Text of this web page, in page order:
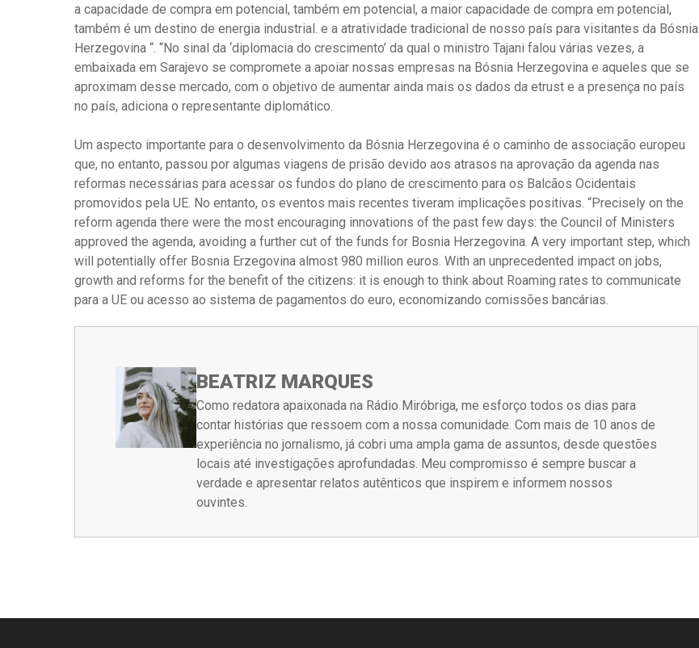
a capacidade de compra em potencial, também em potencial, a maior capacidade de compra em potencial,
também é um destino de energia industrial. e a atratividade tradicional de nosso país para visitantes da Bósnia
Herzegovina “. “No sinal da ‘diplomacia do crescimento’ da qual o ministro Tajani falou várias vezes, a
embaixada em Sarajevo se compromete a apoiar nossas empresas na Bósnia Herzegovina e aqueles que se
aproximam desse mercado, com o objetivo de aumentar ainda mais os dados da etrust e a presença no país
no país, adiciona o representante diplomático.
Um aspecto importante para o desenvolvimento da Bósnia Herzegovina é o caminho de associação europeu
que, no entanto, passou por algumas viagens de prisão devido aos atrasos na aprovação da agenda nas
reformas necessárias para acessar os fundos do plano de crescimento para os Balcãos Ocidentais
promovidos pela UE. No entanto, os eventos mais recentes tiveram implicações positivas. “Precisely on the
reform agenda there were the most encouraging innovations of the past few days: the Council of Ministers
approved the agenda, avoiding a further cut of the funds for Bosnia Herzegovina. A very important step, which
will potentially offer Bosnia Erzegovina almost 980 million euros. With an unprecedented impact on jobs,
growth and reforms for the benefit of the citizens: it is enough to think about Roaming rates to communicate
para a UE ou acesso ao sistema de pagamentos do euro, economizando comissões bancárias.
BEATRIZ MARQUES
Como redatora apaixonada na Rádio Miróbriga, me esforço todos os dias para
contar histórias que ressoem com a nossa comunidade. Com mais de 10 anos de
experiência no jornalismo, já cobri uma ampla gama de assuntos, desde questões
locais até investigações aprofundadas. Meu compromisso é sempre buscar a
verdade e apresentar relatos autênticos que inspirem e informem nossos
ouvintes.